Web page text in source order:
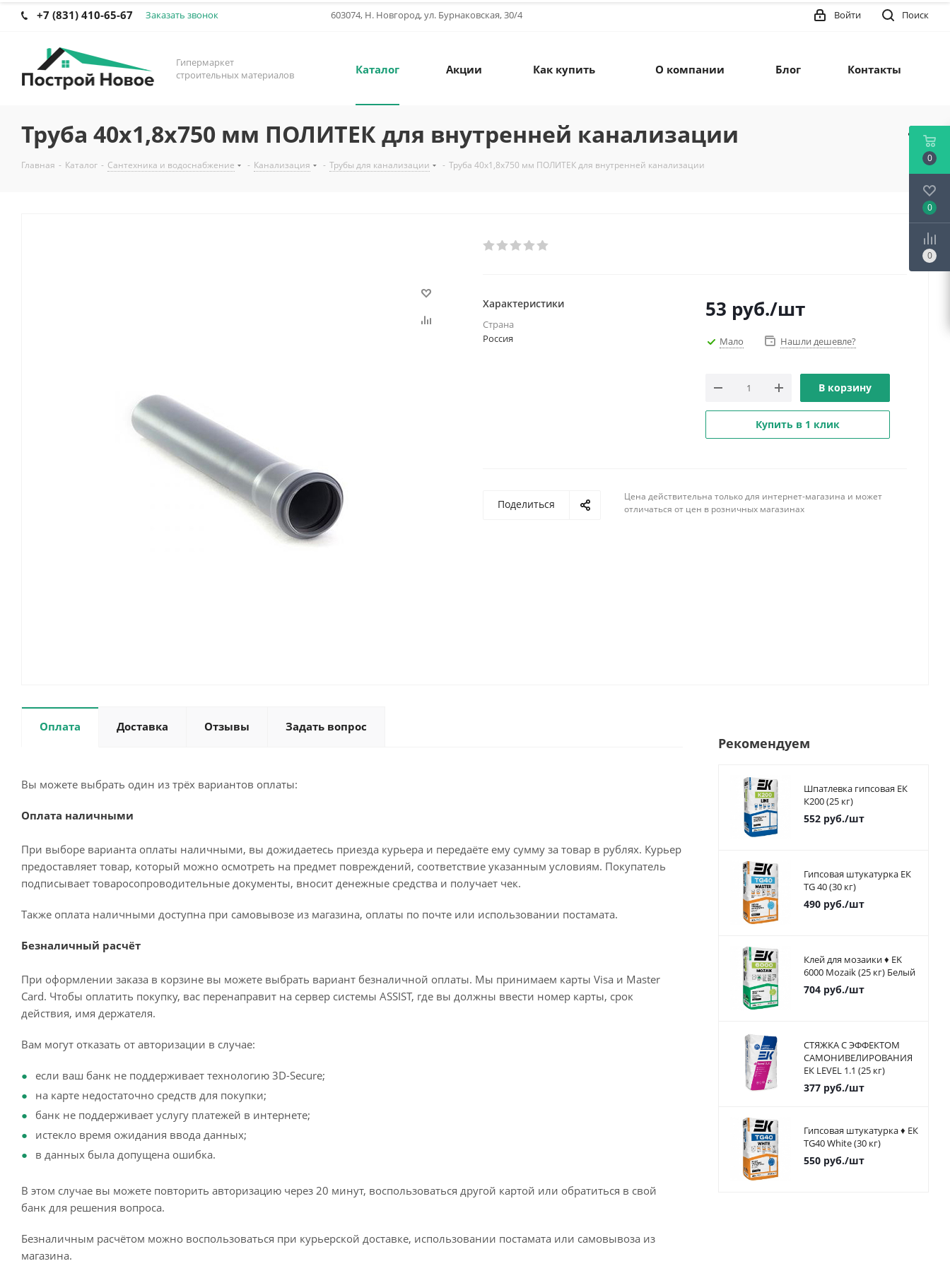
+7 (831) 410-65-67 Заказать звонок 603074, Н. Новгород, ул. Бурнаковская, 30/4 Поиск
Войти
Гипермаркет
строительных материалов
Каталог Акции Как купить О компании Блог Контакты
Труба 40х1,8х750 мм ПОЛИТЕК для внутренней канализации
Главная - Каталог - Сантехника и водоснабжение - Канализация - Трубы для канализации - Труба 40х1,8х750 мм ПОЛИТЕК для внутренней канализации
Характеристики
Страна
Россия
53 руб./шт
Мало Нашли дешевле?
В корзину
Купить в 1 клик
Поделиться
Цена действительна только для интернет-магазина и может
отличаться от цен в розничных магазинах
Оплата Доставка Отзывы Задать вопрос
Вы можете выбрать один из трёх вариантов оплаты:
Оплата наличными
При выборе варианта оплаты наличными, вы дожидаетесь приезда курьера и передаёте ему сумму за товар в рублях. Курьер
предоставляет товар, который можно осмотреть на предмет повреждений, соответствие указанным условиям. Покупатель
подписывает товаросопроводительные документы, вносит денежные средства и получает чек.
Также оплата наличными доступна при самовывозе из магазина, оплаты по почте или использовании постамата.
Безналичный расчёт
При оформлении заказа в корзине вы можете выбрать вариант безналичной оплаты. Мы принимаем карты Visa и Master
Card. Чтобы оплатить покупку, вас перенаправит на сервер системы ASSIST, где вы должны ввести номер карты, срок
действия, имя держателя.
Вам могут отказать от авторизации в случае:
если ваш банк не поддерживает технологию 3D-Secure;
на карте недостаточно средств для покупки;
банк не поддерживает услугу платежей в интернете;
истекло время ожидания ввода данных;
в данных была допущена ошибка.
В этом случае вы можете повторить авторизацию через 20 минут, воспользоваться другой картой или обратиться в свой
банк для решения вопроса.
Безналичным расчётом можно воспользоваться при курьерской доставке, использовании постамата или самовывоза из
магазина.
Рекомендуем
Шпатлевка гипсовая ЕК
К200 (25 кг)
552руб./шт
Гипсовая штукатурка ЕК
TG 40 (30 кг)
490руб./шт
Клей для мозаики ♦ EK
6000 Mozaik (25 кг) Белый
704руб./шт
СТЯЖКА С ЭФФЕКТОМ
САМОНИВЕЛИРОВАНИЯ
ЕК LEVEL 1.1 (25 кг)
377руб./шт
Гипсовая штукатурка ♦ ЕК
TG40 White (30 кг)
550руб./шт
0
0
0